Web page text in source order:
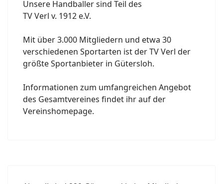
Unsere Handballer sind Teil des
TV Verl v. 1912 e.V.
Mit über 3.000 Mitgliedern und etwa 30
verschiedenen Sportarten ist der TV Verl der
größte Sportanbieter in Gütersloh.
Informationen zum umfangreichen Angebot
des Gesamtvereines findet ihr auf der
Vereinshomepage.